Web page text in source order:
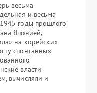
весьма
и весьма
годы прошлого
Японией,
на корейских
спонтанных
власти
вычисляли и